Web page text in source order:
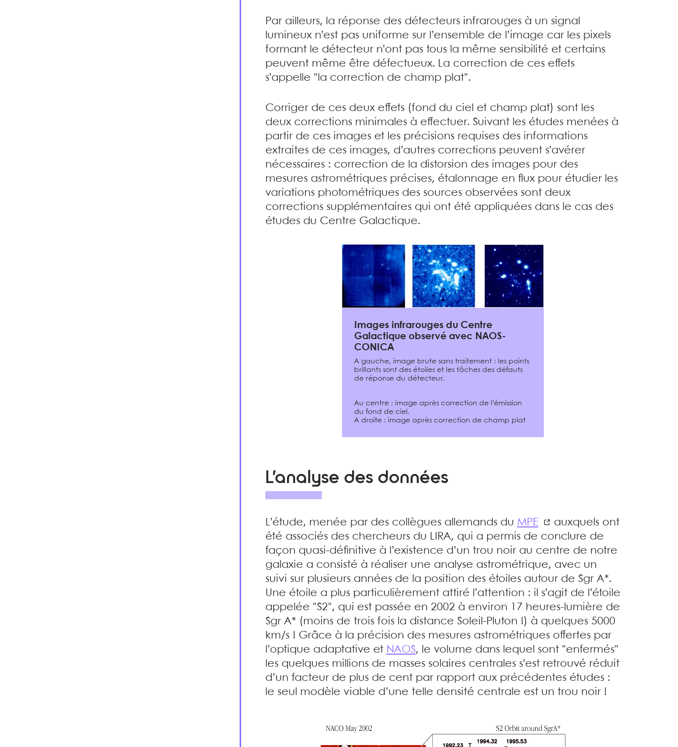
Par ailleurs, la réponse des détecteurs infrarouges à un signal
lumineux n’est pas uniforme sur l’ensemble de l’image car les pixels
formant le détecteur n’ont pas tous la même sensibilité et certains
peuvent même être défectueux. La correction de ces effets
s’appelle "la correction de champ plat".
Corriger de ces deux effets (fond du ciel et champ plat) sont les
deux corrections minimales à effectuer. Suivant les études menées à
partir de ces images et les précisions requises des informations
extraites de ces images, d’autres corrections peuvent s’avérer
nécessaires : correction de la distorsion des images pour des
mesures astrométriques précises, étalonnage en flux pour étudier les
variations photométriques des sources observées sont deux
corrections supplémentaires qui ont été appliquées dans le cas des
études du Centre Galactique.
Images infrarouges du Centre
Galactique observé avec NAOS-
CONICA
A gauche, image brute sans traitement : les points
brillants sont des étoiles et les tâches des défauts
de réponse du détecteur.
Au centre : image après correction de l’émission
du fond de ciel.
A droite : image après correction de champ plat
L’analyse des données
L’étude, menée par des collègues allemands du MPE
auxquels ont
été associés des chercheurs du LIRA, qui a permis de conclure de
façon quasi-définitive à l’existence d’un trou noir au centre de notre
galaxie a consisté à réaliser une analyse astrométrique, avec un
suivi sur plusieurs années de la position des étoiles autour de Sgr A*.
Une étoile a plus particulièrement attiré l’attention : il s’agit de l’étoile
appelée "S2", qui est passée en 2002 à environ 17 heures-lumière de
Sgr A* (moins de trois fois la distance Soleil-Pluton !) à quelques 5000
km/s ! Grâce à la précision des mesures astrométriques offertes par
l’optique adaptative et NAOS, le volume dans lequel sont "enfermés"
les quelques millions de masses solaires centrales s’est retrouvé réduit
d’un facteur de plus de cent par rapport aux précédentes études :
le seul modèle viable d’une telle densité centrale est un trou noir !